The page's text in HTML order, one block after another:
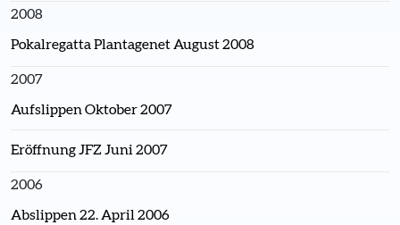
2008
Pokalregatta Plantagenet August 2008
2007
Aufslippen Oktober 2007
Eröffnung JFZ Juni 2007
2006
Abslippen 22. April 2006